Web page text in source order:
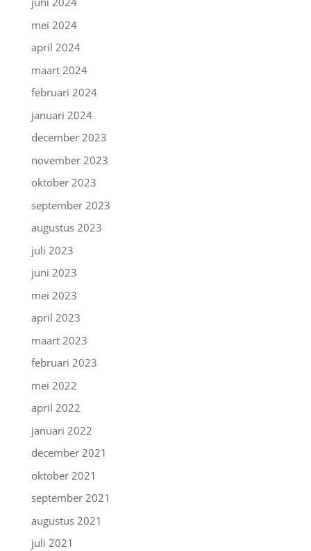
mei 2024
april 2024
maart 2024
februari 2024
januari 2024
december 2023
november 2023
oktober 2023
september 2023
augustus 2023
juli 2023
juni 2023
mei 2023
april 2023
maart 2023
februari 2023
mei 2022
april 2022
januari 2022
december 2021
oktober 2021
september 2021
augustus 2021
juli 2021